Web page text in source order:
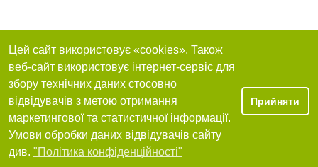
Цей сайт використовує «cookies». Також
веб-сайт використовує інтернет-сервіс для
збору технічних даних стосовно
відвідувачів з метою отримання
маркетингової та статистичної інформації.
Умови обробки даних відвідувачів сайту
див. "Політика конфіденційності"
Прийняти